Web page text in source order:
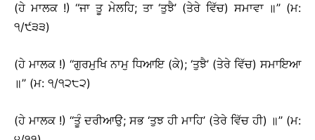
(ਹੇ ਮਾਲਕ !) ‘‘ਜਾ ਤੂ ਮੇਲਹਿ; ਤਾ ‘ਤੁਝੈ’ (ਤੇਰੇ ਵਿੱਚ) ਸਮਾਵਾ ॥’’ (ਮ:
੧/੯੩੩)
(ਹੇ ਮਾਲਕ !) ‘‘ਗੁਰਮੁਖਿ ਨਾਮੁ ਧਿਆਇ (ਕੇ); ‘ਤੁਝੈ’ (ਤੇਰੇ ਵਿੱਚ) ਸਮਾਇਆ
॥’’ (ਮ: ੧/੧੨੮੨)
(ਹੇ ਮਾਲਕ !) ‘‘ਤੂੰ ਦਰੀਆਉ; ਸਭ ‘ਤੁਝ ਹੀ ਮਾਹਿ’ (ਤੇਰੇ ਵਿੱਚ ਹੀ) ॥’’ (ਮ: